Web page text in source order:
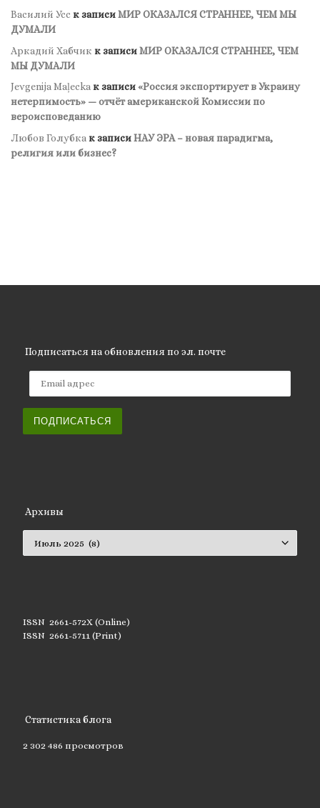
Василий Усс к записиМИР ОКАЗАЛСЯ СТРАННЕЕ, ЧЕМ МЫ
ДУМАЛИ
Аркадий Хабчик к записиМИР ОКАЗАЛСЯ СТРАННЕЕ, ЧЕМ
МЫ ДУМАЛИ
Jevgenija Maļeckaк записи«Россия экспортирует в Украину
нетерпимость» — отчёт американской Комиссии по
вероисповеданию
Любов Голубка к записиНАУ ЭРА – новая парадигма,
религия или бизнес?
Подписаться на обновления по эл. почте
ПОДПИСАТЬСЯ
Архивы
ISSN 2661-572X (Online)
ISSN 2661-5711 (Print)
Статистика блога
2 302 486 просмотров